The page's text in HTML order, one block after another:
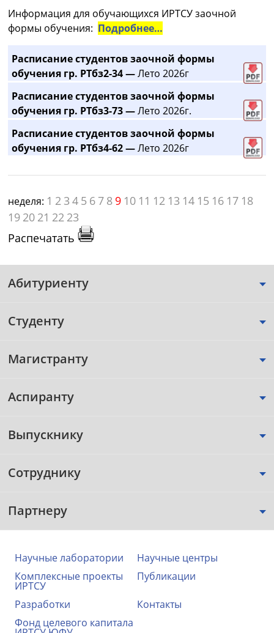
Информация для обучающихся ИРТСУ заочной
формы обучения: Подробнее…
Расписание студентов заочной формы
обучения гр. РТбз2-34 —Лето 2026г
Расписание студентов заочной формы
обучения гр. РТбз3-73 —Лето 2026г.
Расписание студентов заочной формы
обучения гр. РТбз4-62 —Лето 2026г
неделя: 1 2 3 4 5 6 7 8 9 10 11 12 13 14 15 16 17 18
19 20 21 22 23
Распечатать
Абитуриенту
Студенту
Магистранту
Аспиранту
Выпускнику
Сотруднику
Партнеру
Научные лаборатории
Научные центры
Комплексные проекты
ИРТСУ
Публикации
Разработки
Контакты
Фонд целевого капитала